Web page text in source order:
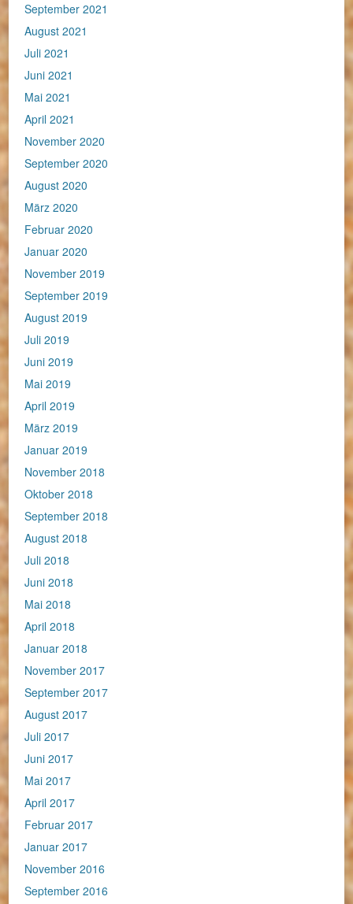
September 2021
August 2021
Juli 2021
Juni 2021
Mai 2021
April 2021
November 2020
September 2020
August 2020
März 2020
Februar 2020
Januar 2020
November 2019
September 2019
August 2019
Juli 2019
Juni 2019
Mai 2019
April 2019
März 2019
Januar 2019
November 2018
Oktober 2018
September 2018
August 2018
Juli 2018
Juni 2018
Mai 2018
April 2018
Januar 2018
November 2017
September 2017
August 2017
Juli 2017
Juni 2017
Mai 2017
April 2017
Februar 2017
Januar 2017
November 2016
September 2016